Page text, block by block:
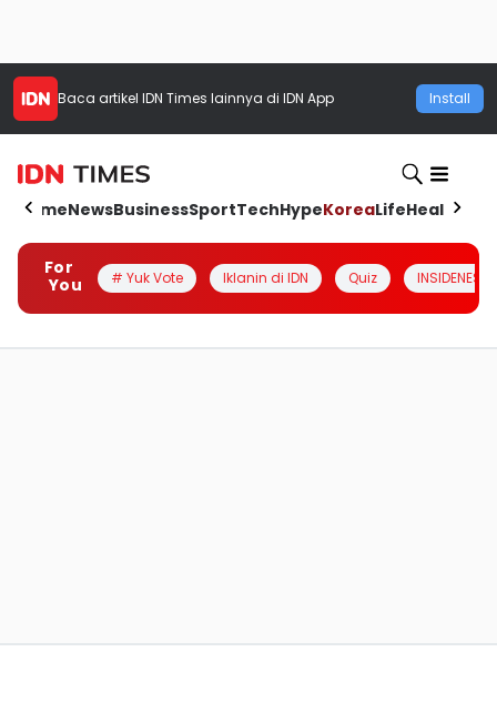
Baca artikel IDN Times lainnya di IDN App Install
HomeNewsBusinessSportTechHypeKoreaLifeHealth
For
You
# Yuk Vote Iklanin di IDN Quiz INSIDENESIA